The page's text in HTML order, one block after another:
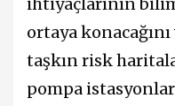
ortaya
taşkın risk
pompa